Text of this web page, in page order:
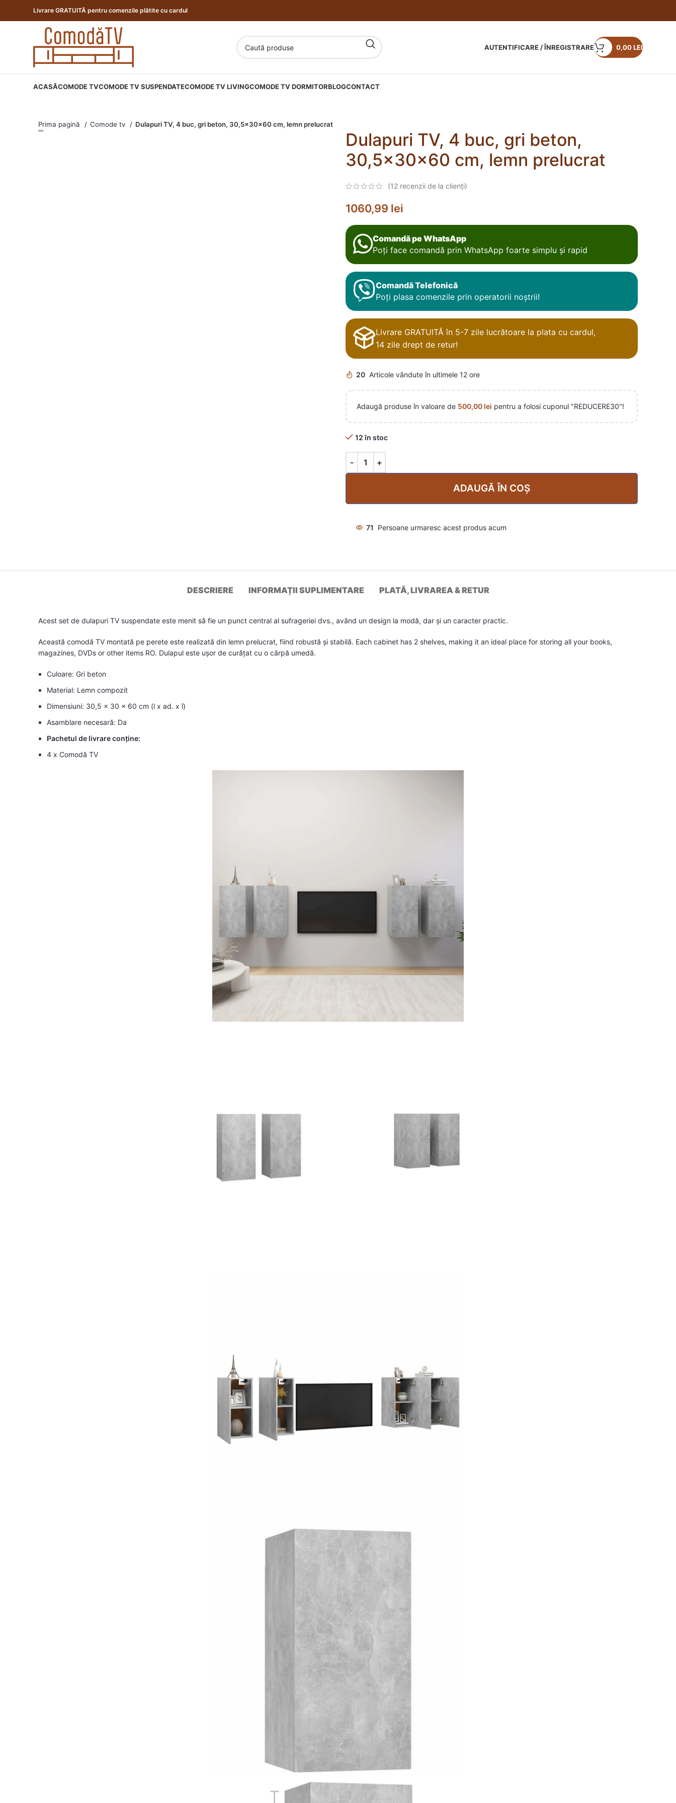
Livrare GRATUITĂ pentru comenzile plătite cu cardul
AUTENTIFICARE / ÎNREGISTRARE 0,00LEI
ACASĂCOMODE TVCOMODE TV SUSPENDATECOMODE TV LIVINGCOMODE TV DORMITORBLOGCONTACT
Prima pagină Comode tv Dulapuri TV, 4 buc, gri beton, 30,5x30x60 cm, lemn prelucrat
Dulapuri TV, 4 buc, gri beton,
30,5x30x60 cm, lemn prelucrat
(12 recenzii de la clienți)
1060,99 lei
Comandă pe WhatsApp
Poți face comandă prin WhatsApp foarte simplu și rapid
Comandă Telefonică
Poți plasa comenzile prin operatorii noștrii!
Livrare GRATUITĂ în 5-7 zile lucrătoare la plata cu cardul,
14 zile drept de retur!
20 Articole vândute în ultimele 12 ore
Adaugă produse în valoare de 500,00 lei pentru a folosi cuponul "REDUCERE30"!
12 în stoc
ADAUGĂ ÎN COȘ
71 Persoane urmaresc acest produs acum
DESCRIERE INFORMAȚII SUPLIMENTARE PLATĂ, LIVRAREA & RETUR
Acest set de dulapuri TV suspendate este menit să fie un punct central al sufrageriei dvs., având un design la modă, dar și un caracter practic.
Această comodă TV montată pe perete este realizată din lemn prelucrat, fiind robustă și stabilă. Each cabinet has 2 shelves, making it an ideal place for storing all your books,
magazines, DVDs or other items RO. Dulapul este ușor de curățat cu o cârpă umedă.
Culoare: Gri beton
Material: Lemn compozit
Dimensiuni: 30,5 x 30 x 60 cm (l x ad. x î)
Asamblare necesară: Da
Pachetul de livrare conține:
4 x Comodă TV